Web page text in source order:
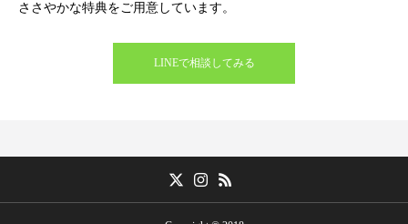
ささやかな特典をご用意しています。
LINEで相談してみる